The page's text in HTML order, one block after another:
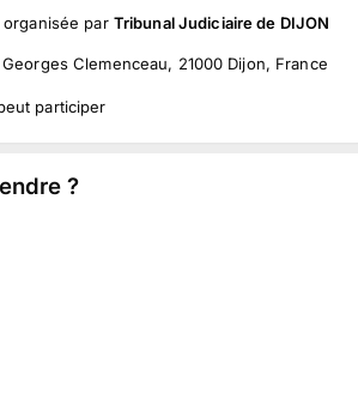
organisée par Tribunal Judiciaire de DIJON
Georges Clemenceau, 21000 Dijon, France
participer
?